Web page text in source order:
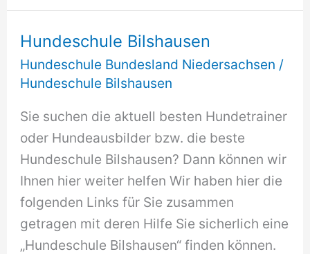
Hundeschule Bilshausen
Hundeschule Bundesland Niedersachsen /
Hundeschule Bilshausen
Sie suchen die aktuell besten Hundetrainer
oder Hundeausbilder bzw. die beste
Hundeschule Bilshausen? Dann können wir
Ihnen hier weiter helfen Wir haben hier die
folgenden Links für Sie zusammen
getragen mit deren Hilfe Sie sicherlich eine
„Hundeschule Bilshausen“ finden können.